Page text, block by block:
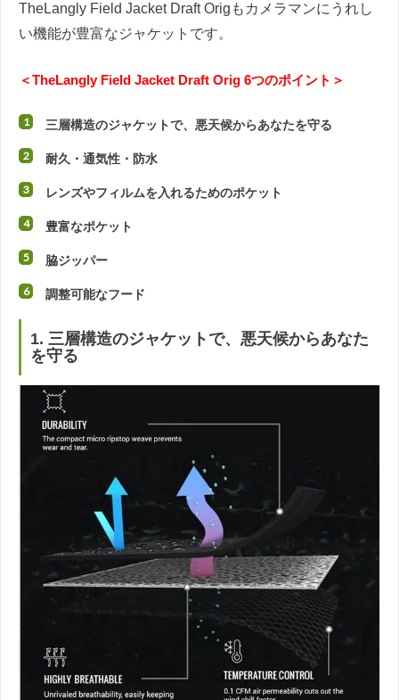
TheLangly Field Jacket Draft Origもカメラマンにうれし
い機能が豊富なジャケットです。
＜TheLangly Field Jacket Draft Orig 6つのポイント＞
三層構造のジャケットで、悪天候からあなたを守る
耐久・通気性・防水
レンズやフィルムを入れるためのポケット
豊富なポケット
脇ジッパー
調整可能なフード
1. 三層構造のジャケットで、悪天候からあなた
を守る